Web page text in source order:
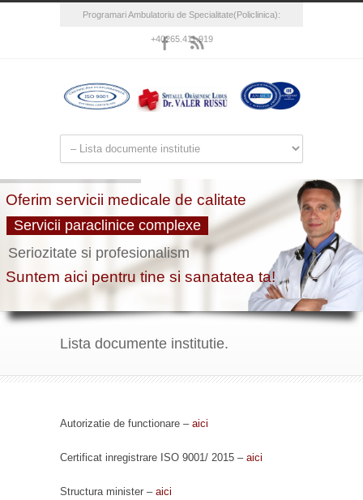
Programari Ambulatoriu de Specialitate(Policlinica):
+40265.411.919
Lista documente institutie.
Autorizatie de functionare – aici
Certificat inregistrare ISO 9001/ 2015 – aici
Structura minister – aici